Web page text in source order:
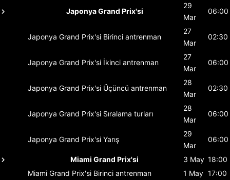
Japonya Grand Prix'si
29
Mar
06:00
Japonya Grand Prix'si Birinci antrenman
27
Mar
02:30
Japonya Grand Prix'si İkinci antrenman
27
Mar
06:00
Japonya Grand Prix'si Üçüncü antrenman
28
Mar
02:30
Japonya Grand Prix'si Sıralama turları
28
Mar
06:00
Japonya Grand Prix'si Yarış
29
Mar
06:00
Miami Grand Prix'si 3 May 18:00
Miami Grand Prix'si Birinci antrenman 1 May 17:00